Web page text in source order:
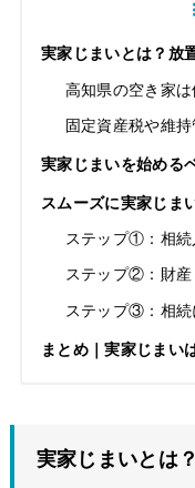
実家じまいとは？放
高知県の空き家
固定資産税や維
実家じまいを始める
スムーズに実家じま
ステップ①：相続
ステップ②：財産
ステップ③：相続
まとめ｜実家じまい
実家じまいとは